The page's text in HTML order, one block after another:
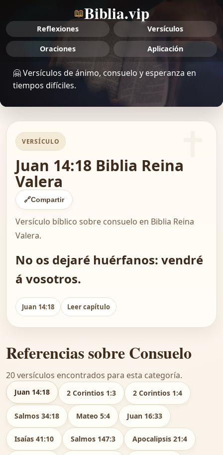
📖Biblia.vip
Reflexiones Versículos
Oraciones Aplicación
🤗 Versículos de ánimo, consuelo y esperanza en
tiempos difíciles.
VERSÍCULO
Juan 14:18 Biblia Reina
Valera
🔗Compartir
Versículo bíblico sobre consuelo en Biblia Reina
Valera.
No os dejaré huérfanos: vendré
á vosotros.
Juan 14:18 Leer capítulo
Referencias sobre Consuelo
20 versículos encontrados para esta categoría.
Juan 14:18 2 Corintios 1:3 2 Corintios 1:4
Salmos 34:18 Mateo 5:4 Juan 16:33
Isaías 41:10 Salmos 147:3 Apocalipsis 21:4